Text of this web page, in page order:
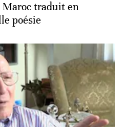
Maroc traduit en
poésie